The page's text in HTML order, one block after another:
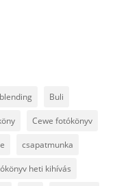
blending Buli
Cewe fotókönyv
csapatmunka
heti kihívás